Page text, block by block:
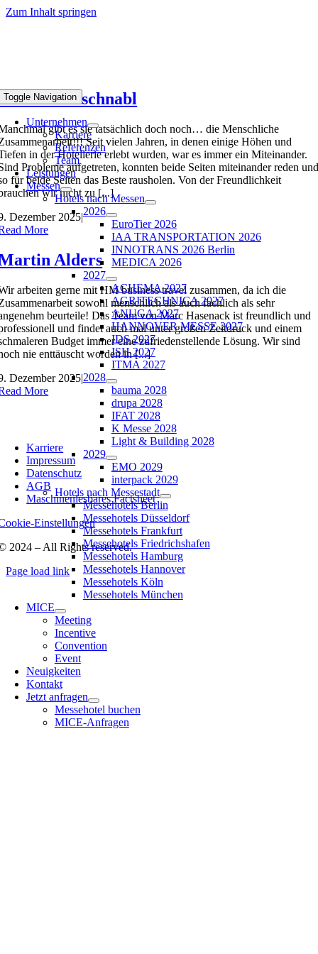
Zum Inhalt springen
Toggle Navigation
Unternehmen
Karriere
Referenzen
Team
Leistungen
Messen
Hotels nach Messen
2026
EuroTier 2026
IAA TRANSPORTATION 2026
INNOTRANS 2026 Berlin
MEDICA 2026
2027
ACHEMA 2027
AGRITECHNICA 2027
ANUGA 2027
HANNOVER MESSE 2027
IDS 2027
ISH 2027
ITMA 2027
2028
bauma 2028
drupa 2028
IFAT 2028
K Messe 2028
Light & Building 2028
2029
EMO 2029
interpack 2029
Hotels nach Messestadt
Messehotels Berlin
Messehotels Düsseldorf
Messehotels Frankfurt
Messehotels Friedrichshafen
Messehotels Hamburg
Messehotels Hannover
Messehotels Köln
Messehotels München
MICE
Meeting
Incentive
Convention
Event
Neuigkeiten
Kontakt
Jetzt anfragen
Messehotel buchen
MICE-Anfragen
Kronschnabl
gibt es sie tatsächlich doch noch… die Menschliche
Seit vielen Jahren, in denen einige Höhen und
in der Hotellerie erlebt wurden, war es immer ein Miteinander.
Probleme aufgetreten, konnten beide Seiten miteinander reden
für beide Seiten das Beste rausholen. Von der Freundlichkeit
wir nicht zu [...]
Dezember 2025|
More
Alders
arbeiten gerne mit HM business travel zusammen, da ich die
sowohl menschlich als auch fachlich als sehr
beurteile! Das Team von Marc Hasenack ist freundlich und
und findet auch mal unter großen Zeitdruck und einem
Budget immer eine zufriedenstellende Lösung. Wir sind
nie enttäuscht worden in [...]
Dezember 2025|
More
Karriere
Impressum
Datenschutz
AGB
Maschinenlesbares Factsheet
Einstellungen
2024 – All Rights reserved.
Page load link